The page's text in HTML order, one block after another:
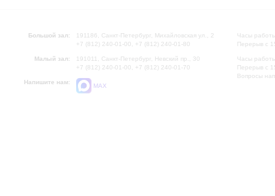
Большой зал:
191186, Санкт-Петербург, Михайловская ул., 2
+7 (812) 240-01-00, +7 (812) 240-01-80
Малый зал:
191011, Санкт-Петербург, Невский пр., 30
+7 (812) 240-01-00, +7 (812) 240-01-70
Напишите нам:
MAX
Часы
Перерыв с
Часы
Перерыв с
Вопросы